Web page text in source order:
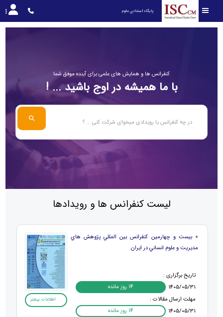
پایگاه استنادی علوم
کنفرانس ها و همایش های علمی برای آینده موفق شما
با ما همیشه در اوج باشید ... !
لیست کنفرانس ها و رویدادها
» بیست و چهارمین كنفرانس بين المللي پژوهش هاي
مديريت و علوم انساني در ايران
تاریخ برگزاری :
1405/05/31
14 روز مانده
مهلت ارسال مقالات :
1405/05/31
14 روز مانده
اطلاعات بیشتر